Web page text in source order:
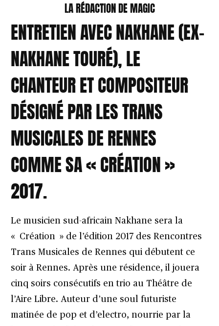
LA RÉDACTION DE MAGIC
ENTRETIEN AVEC NAKHANE (EX-
NAKHANE TOURÉ), LE
CHANTEUR ET COMPOSITEUR
DÉSIGNÉ PAR LES TRANS
MUSICALES DE RENNES
COMME SA « CRÉATION »
2017.
Le musicien sud-africain Nakhane serala
« Création » de l’édition 2017 des Rencontres
Trans Musicales de Rennes qui débutent ce
soir à Rennes. Après une résidence, il jouera
cinq soirs consécutifs en trio au Théâtre de
l’Aire Libre. Auteur d’une soul futuriste
matinée de pop et d’electro, nourrie par la